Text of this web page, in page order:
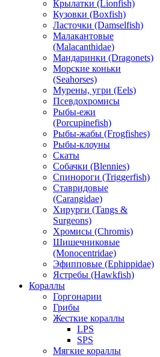
Крылатки (Lionfish)
Кузовки (Boxfish)
Ласточки (Damselfish)
Малакантовые
(Malacanthidae)
Мандаринки (Dragonets)
Морские коньки
(Seahorses)
Мурены, угри (Eels)
Псевдохромисы
Рыбы-ежи
(Porcupinefish)
Рыбы-жабы (Frogfishes)
Рыбы-клоуны
Скаты
Собачки (Blennies)
Спинороги (Triggerfish)
Ставридовые
(Carangidae)
Хирурги (Tangs &
Surgeons)
Хромисы (Chromis)
Шишечниковые
(Monocentridae)
Эфипповые (Ephippidae)
Ястребы (Hawkfish)
Кораллы
Горгонарии
Грибы
Жесткие кораллы
LPS
SPS
Мягкие кораллы